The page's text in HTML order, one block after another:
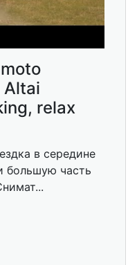
Altai
relax
в середине
большую часть